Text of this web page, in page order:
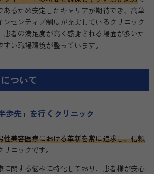
あるため安定したキャリアが期待でき、高単
センティブ制度が充実しているクリニック
患者の満足度が高く感謝される場面が多いた
い職場環境が整っています。
ついて
歩先」を行くクリニック
性美容医療における革新を常に追求し、信頼
リニックです。
に関する悩みに特化しており、患者様が安心